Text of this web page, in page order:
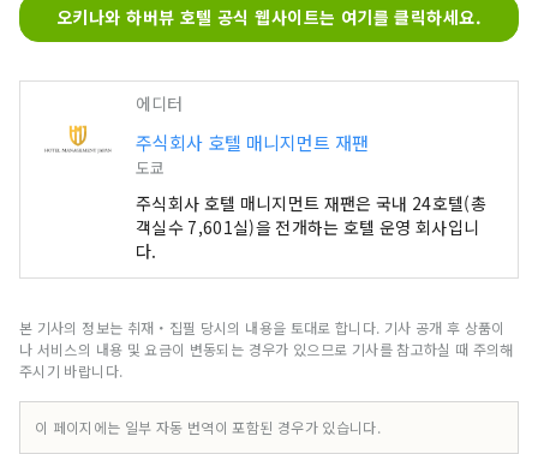
오키나와 하버뷰 호텔 공식 웹사이트는 여기를 클릭하세요.
에디터
주식회사 호텔 매니지먼트 재팬
도쿄
주식회사 호텔 매니지먼트 재팬은 국내 24호텔(총
객실수 7,601실)을 전개하는 호텔 운영 회사입니
다.
본 기사의 정보는 취재・집필 당시의 내용을 토대로 합니다. 기사 공개 후 상품이
나 서비스의 내용 및 요금이 변동되는 경우가 있으므로 기사를 참고하실 때 주의해
주시기 바랍니다.
이 페이지에는 일부 자동 번역이 포함된 경우가 있습니다.